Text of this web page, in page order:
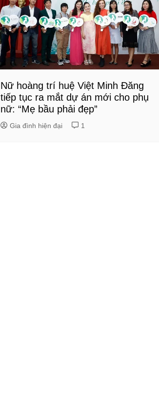
Nữ hoàng trí huệ Việt Minh Đăng
tiếp tục ra mắt dự án mới cho phụ
nữ: “Mẹ bầu phải đẹp”
Gia đình hiện đại 1